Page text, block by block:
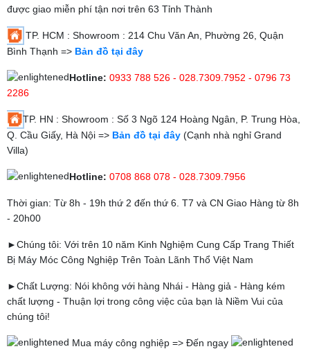
được giao miễn phí tận nơi trên 63 Tỉnh Thành
TP. HCM : Showroom : 214 Chu Văn An, Phường 26, Quận
Bình Thạnh => Bản đồ tại đây
Hotline: 0933 788 526 - 028.7309.7952 - 0796 73
2286
TP. HN : Showroom : Số 3 Ngõ 124 Hoàng Ngân, P. Trung Hòa,
Q. Cầu Giấy, Hà Nội => Bản đồ tại đây (Cạnh nhà nghỉ Grand
Villa)
Hotline: 0708 868 078 - 028.7309.7956
Thời gian: Từ 8h - 19h thứ 2 đến thứ 6. T7 và CN Giao Hàng từ 8h
- 20h00
►Chúng tôi: Với trên 10 năm Kinh Nghiệm Cung Cấp Trang Thiết
Bị Máy Móc Công Nghiệp Trên Toàn Lãnh Thổ Việt Nam
►Chất Lượng: Nói không với hàng Nhái - Hàng giả - Hàng kém
chất lượng - Thuận lợi trong công việc của bạn là Niềm Vui của
chúng tôi!
Mua máy công nghiệp => Đến ngay